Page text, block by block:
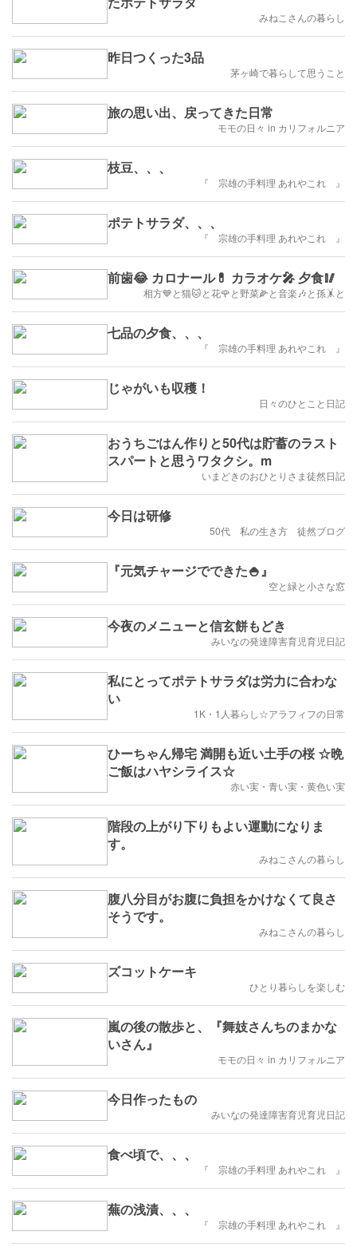
みねこさんの暮らし
昨日つくった3品
茅ヶ崎で暮らして思うこと
旅の思い出、戻ってきた日常
モモの日々 in カリフォルニア
枝豆、、、
『 宗雄の手料理 あれやこれ 』
ポテトサラダ、、、
『 宗雄の手料理 あれやこれ 』
前歯😂 カロナール💊 カラオケ🎤 夕食🥢
相方💙と猫🐱と花🌹と野菜🌽と音楽🎶と孫🤸と
七品の夕食、、、
『 宗雄の手料理 あれやこれ 』
じゃがいも収穫！
日々のひとこと日記
おうちごはん作りと50代は貯蓄のラスト
スパートと思うワタクシ。m
いまどきのおひとりさま徒然日記
今日は研修
50代 私の生き方 徒然ブログ
『元気チャージでできた🍚』
空と緑と小さな窓
今夜のメニューと信玄餅もどき
みいなの発達障害育児育児日記
私にとってポテトサラダは労力に合わな
い
1K・1人暮らし☆アラフィフの日常
ひーちゃん帰宅 満開も近い土手の桜 ☆晩
ご飯はハヤシライス☆
赤い実・青い実・黄色い実
階段の上がり下りもよい運動になりま
す。
みねこさんの暮らし
腹八分目がお腹に負担をかけなくて良さ
そうです。
みねこさんの暮らし
ズコットケーキ
ひとり暮らしを楽しむ
嵐の後の散歩と、『舞妓さんちのまかな
いさん』
モモの日々 in カリフォルニア
今日作ったもの
みいなの発達障害育児育児日記
食べ頃で、、、
『 宗雄の手料理 あれやこれ 』
蕪の浅漬、、、
『 宗雄の手料理 あれやこれ 』